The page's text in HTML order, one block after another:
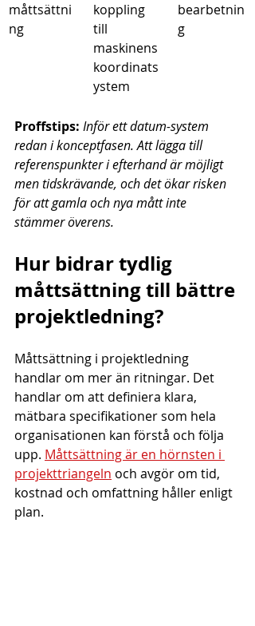
måttsättni
ng
koppling
till
maskinens
koordinats
ystem
bearbetnin
g
Proffstips: Inför ett datum-system
redan i konceptfasen. Att lägga till
referenspunkter i efterhand är möjligt
men tidskrävande, och det ökar risken
för att gamla och nya mått inte
stämmer överens.
Hur bidrar tydlig
måttsättning till bättre
projektledning?
Måttsättning i projektledning
handlar om mer än ritningar. Det
handlar om att definiera klara,
mätbara specifikationer som hela
organisationen kan förstå och följa
upp. Måttsättning är en hörnsten i
projekttriangeln och avgör om tid,
kostnad och omfattning håller enligt
plan.